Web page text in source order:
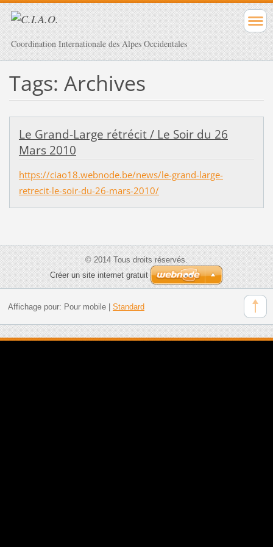
Coordination Internationale des Alpes Occidentales
Tags: Archives
Le Grand-Large rétrécit / Le Soir du 26
Mars 2010
https://ciao18.webnode.be/news/le-grand-large-
retrecit-le-soir-du-26-mars-2010/
© 2014 Tous droits réservés.
Créer un site internet gratuit
Affichage pour: Pour mobile| Standard